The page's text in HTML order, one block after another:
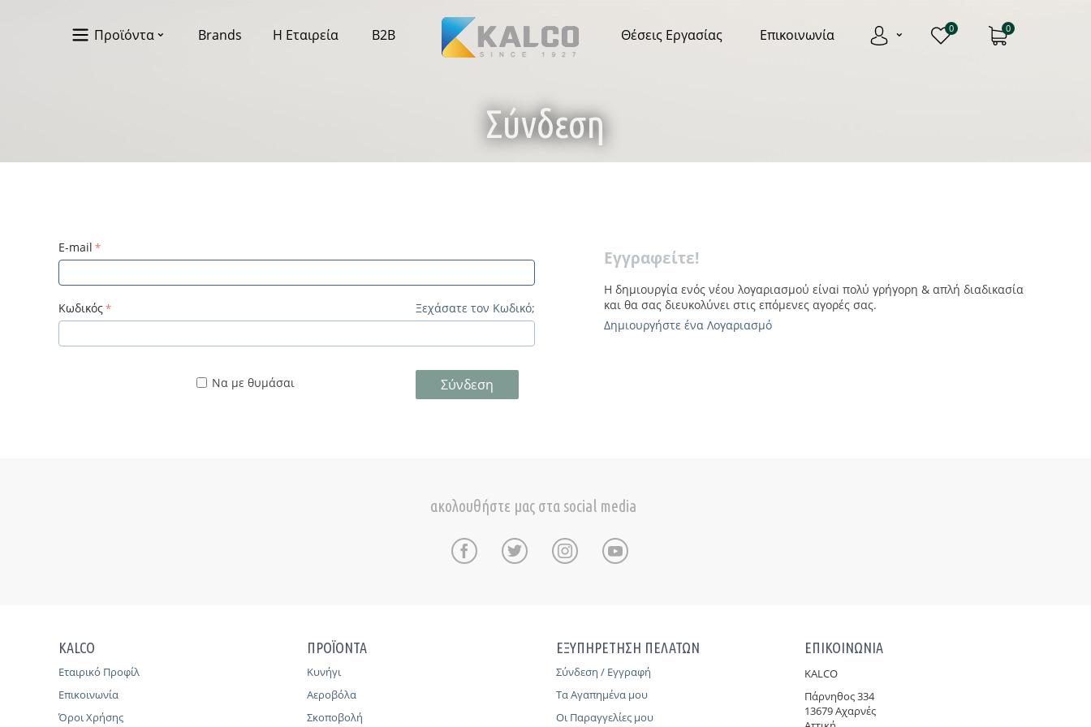
Προϊόντα Brands Η Εταιρεία B2B Θέσεις Εργασίας Επικοινωνία 0 0
Σύνδεση
E-mail
Κωδικός Ξεχάσατε τον Κωδικό;
Σύνδεση
Να με θυμάσαι
Εγγραφείτε!
Η δημιουργία ενός νέου λογαριασμού είναi πολύ γρήγορη & απλή διαδικασία
και θα σας διευκολύνει στις επόμενες αγορές σας.
Δημιουργήστε ένα Λογαριασμό
ακολουθήστε μας στα social media
KALCO
Εταιρικό Προφίλ
Επικοινωνία
Όροι Χρήσης
ΠΡΟΪΟΝΤΑ
Κυνήγι
Αεροβόλα
Σκοποβολή
ΕΞΥΠΗΡΕΤΗΣΗ ΠΕΛΑΤΩΝ
Σύνδεση / Εγγραφή
Τα Αγαπημένα μου
Οι Παραγγελίες μου
ΕΠΙΚΟΙΝΩΝΙΑ
KALCO
Πάρνηθoς 334
13679 Αχαρνές